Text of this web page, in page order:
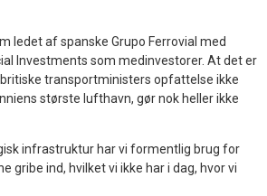
ledet af spanske Grupo Ferrovial med
Investments som medinvestorer. At det er
transportministers opfattelse ikke
største lufthavn, gør nok heller ikke
infrastruktur har vi formentlig brug for
gribe ind, hvilket vi ikke har i dag, hvor vi